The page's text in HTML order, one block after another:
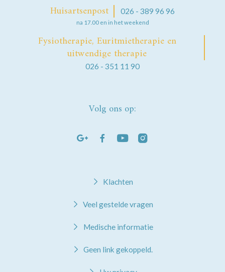
Huisartsenpost 026 - 389 96 96
na 17.00 en in het weekend
Fysiotherapie, Euritmietherapie en
uitwendige therapie
026 - 351 11 90
Volg ons op:
Klachten
Veel gestelde vragen
Medische informatie
Geen link gekoppeld.